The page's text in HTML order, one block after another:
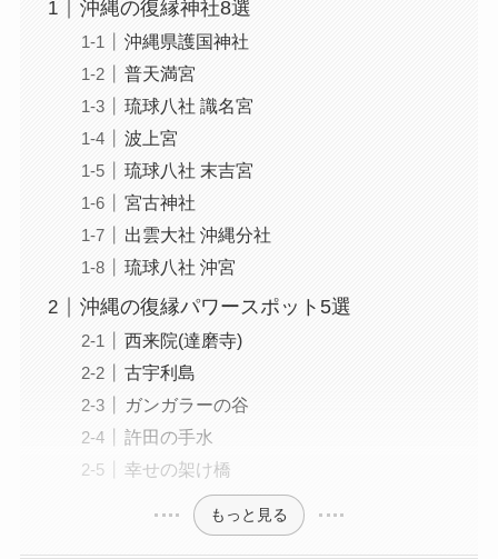
沖縄の復縁神社8選
沖縄県護国神社
普天満宮
琉球八社 識名宮
波上宮
琉球八社 末吉宮
宮古神社
出雲大社 沖縄分社
琉球八社 沖宮
沖縄の復縁パワースポット5選
西来院(達磨寺)
古宇利島
ガンガラーの谷
許田の手水
幸せの架け橋
もっと見る